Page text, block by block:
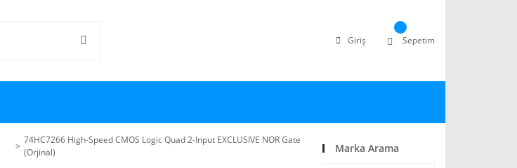
Giriş Sepetim
74HC7266 High-Speed CMOS Logic Quad 2-Input EXCLUSIVE NOR Gate
(Orjinal)
Marka Arama